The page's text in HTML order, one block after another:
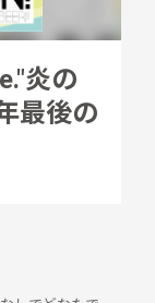
炎の
最後の